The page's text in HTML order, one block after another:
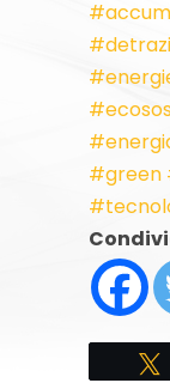
#green